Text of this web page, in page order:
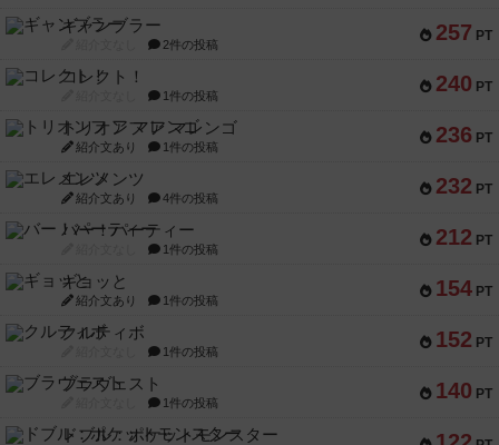
257 PT
ギャンブラー
2件の投稿
240 PT
コレクト！
1件の投稿
236 PT
トリオンフ ア マレンゴ
紹介文あり 1件の投稿
232 PT
エレメンツ
紹介文あり 4件の投稿
212 PT
バー！パーティー
1件の投稿
154 PT
ギョッと
紹介文あり 1件の投稿
152 PT
クルティボ
1件の投稿
140 PT
ブラヴェスト
1件の投稿
ドブル：ポケットモンスター